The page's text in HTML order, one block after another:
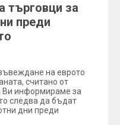
търговци за
преди
на еврото
считано от
Ви информираме за
следва да бъдат
дни преди